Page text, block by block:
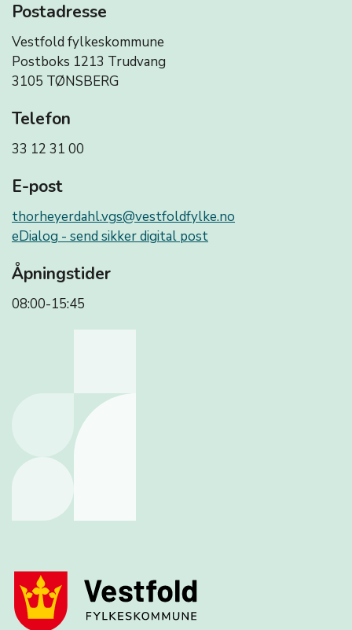
Postadresse
Vestfold fylkeskommune
Postboks 1213 Trudvang
3105 TØNSBERG
Telefon
33 12 31 00
E-post
thorheyerdahl.vgs@vestfoldfylke.no
eDialog - send sikker digital post
Åpningstider
08:00-15:45